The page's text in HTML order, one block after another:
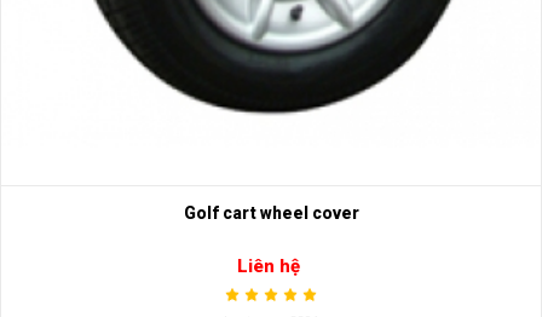
Golf cart wheel cover
Liên hệ